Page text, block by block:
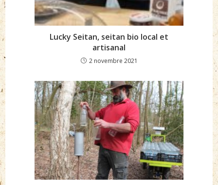
Lucky Seitan, seitan bio local et
artisanal
2 novembre 2021